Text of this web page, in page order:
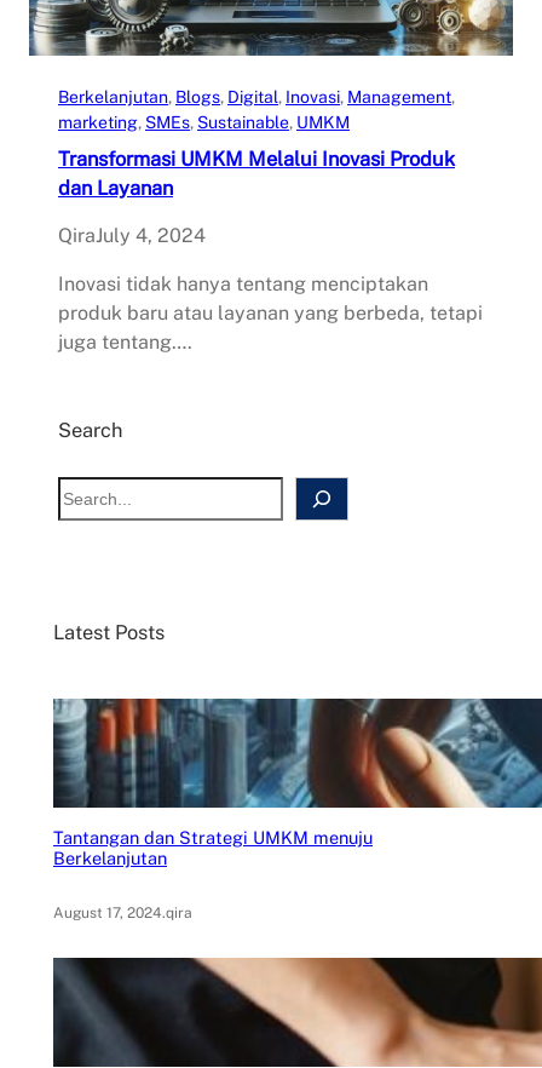
Berkelanjutan, Blogs, Digital, Inovasi, Management
marketing, SMEs, Sustainable, UMKM
Transformasi UMKM Melalui Inovasi Produk
dan Layanan
QiraJuly 4, 2024
Inovasi tidak hanya tentang menciptakan
produk baru atau layanan yang berbeda, tetapi
juga tentang….
Search
S
e
h
Latest Posts
Tantangan dan Strategi UMKM menuju
Berkelanjutan
August 17, 2024.qira